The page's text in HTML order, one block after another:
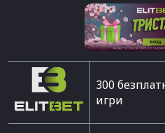
300
игри